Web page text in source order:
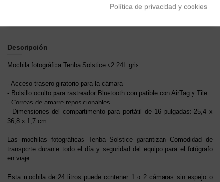
Importe total adeudado204,17 € /
Descripción
Mochila fotográfica Tenba Solstice v2 24L gris
- Acceso trasero giratorio para la cámara
- Bolsillo oculto para rastreador Bluetooth compatible con AirTag y Tile
- Correas de amarre reposicionables
- Dimensiones del compartimento para portátil de 16 pulgadas: 25,4 x
36,8 x 1,7 cm
Las mochilas fotográficas Tenba Solstice garantizan Comodidad de
transporte durante todo el día y seguridad del equipo para el fotógrafo
en viaje.
Esta mochila de 24 litros puede contener 1 o 2 cámaras sin espejo o
Política de privacidad y cookies